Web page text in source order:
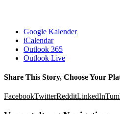
Google Kalender
iCalendar
Outlook 365
Outlook Live
Share This Story, Choose Your
FacebookTwitterRedditLinkedIn